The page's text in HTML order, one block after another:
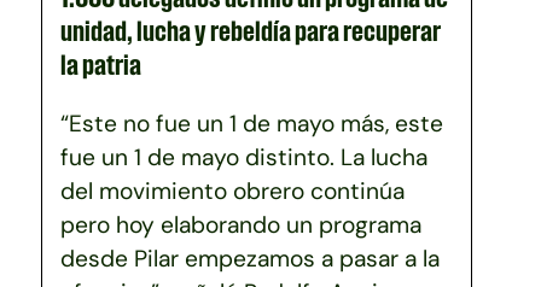
unidad, lucha y rebeldía para recuperar
la patria
“Este no fue un 1 de mayo más, este
fue un 1 de mayo distinto. La lucha
del movimiento obrero continúa
pero hoy elaborando un programa
desde Pilar empezamos a pasar a la